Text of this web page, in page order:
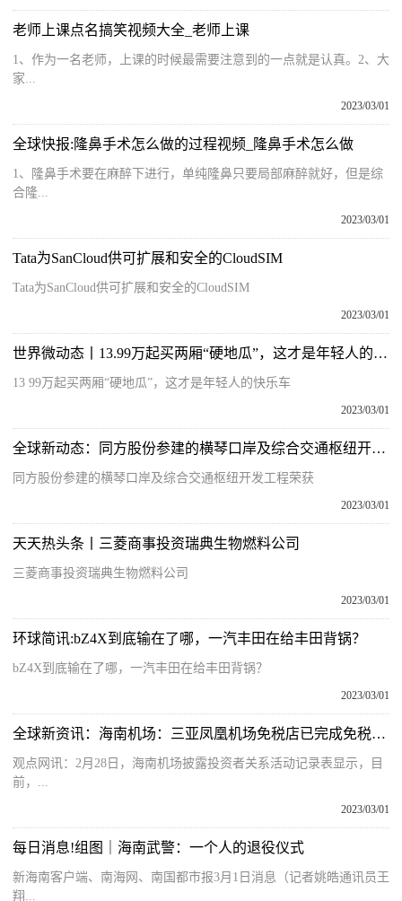
老师上课点名搞笑视频大全_老师上课
1、作为一名老师，上课的时候最需要注意到的一点就是认真。2、大
家...
2023/03/01
全球快报:隆鼻手术怎么做的过程视频_隆鼻手术怎么做
1、隆鼻手术要在麻醉下进行，单纯隆鼻只要局部麻醉就好，但是综
合隆...
2023/03/01
Tata为SanCloud供可扩展和安全的CloudSIM
Tata为SanCloud供可扩展和安全的CloudSIM
2023/03/01
世界微动态丨13.99万起买两厢“硬地瓜”，这才是年轻人的快乐车
13 99万起买两厢“硬地瓜”，这才是年轻人的快乐车
2023/03/01
全球新动态：同方股份参建的横琴口岸及综合交通枢纽开发工程荣获"鲁班奖"
同方股份参建的横琴口岸及综合交通枢纽开发工程荣获
2023/03/01
天天热头条丨三菱商事投资瑞典生物燃料公司
三菱商事投资瑞典生物燃料公司
2023/03/01
环球简讯:bZ4X到底输在了哪，一汽丰田在给丰田背锅？
bZ4X到底输在了哪，一汽丰田在给丰田背锅？
2023/03/01
全球新资讯：海南机场：三亚凤凰机场免税店已完成免税二期项目招商及装修
观点网讯：2月28日，海南机场披露投资者关系活动记录表显示，目
前，...
2023/03/01
每日消息!组图｜海南武警：一个人的退役仪式
新海南客户端、南海网、南国都市报3月1日消息（记者姚皓通讯员王
翔...